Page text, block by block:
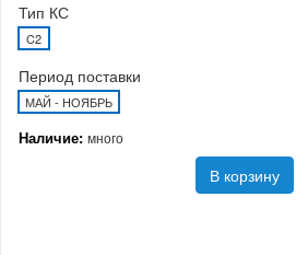
Тип КС
C2
Период поставки
МАЙ - НОЯБРЬ
Наличие: много
В корзину